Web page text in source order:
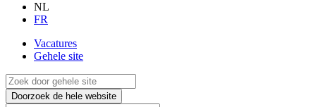
NL
FR
Vacatures
Gehele site